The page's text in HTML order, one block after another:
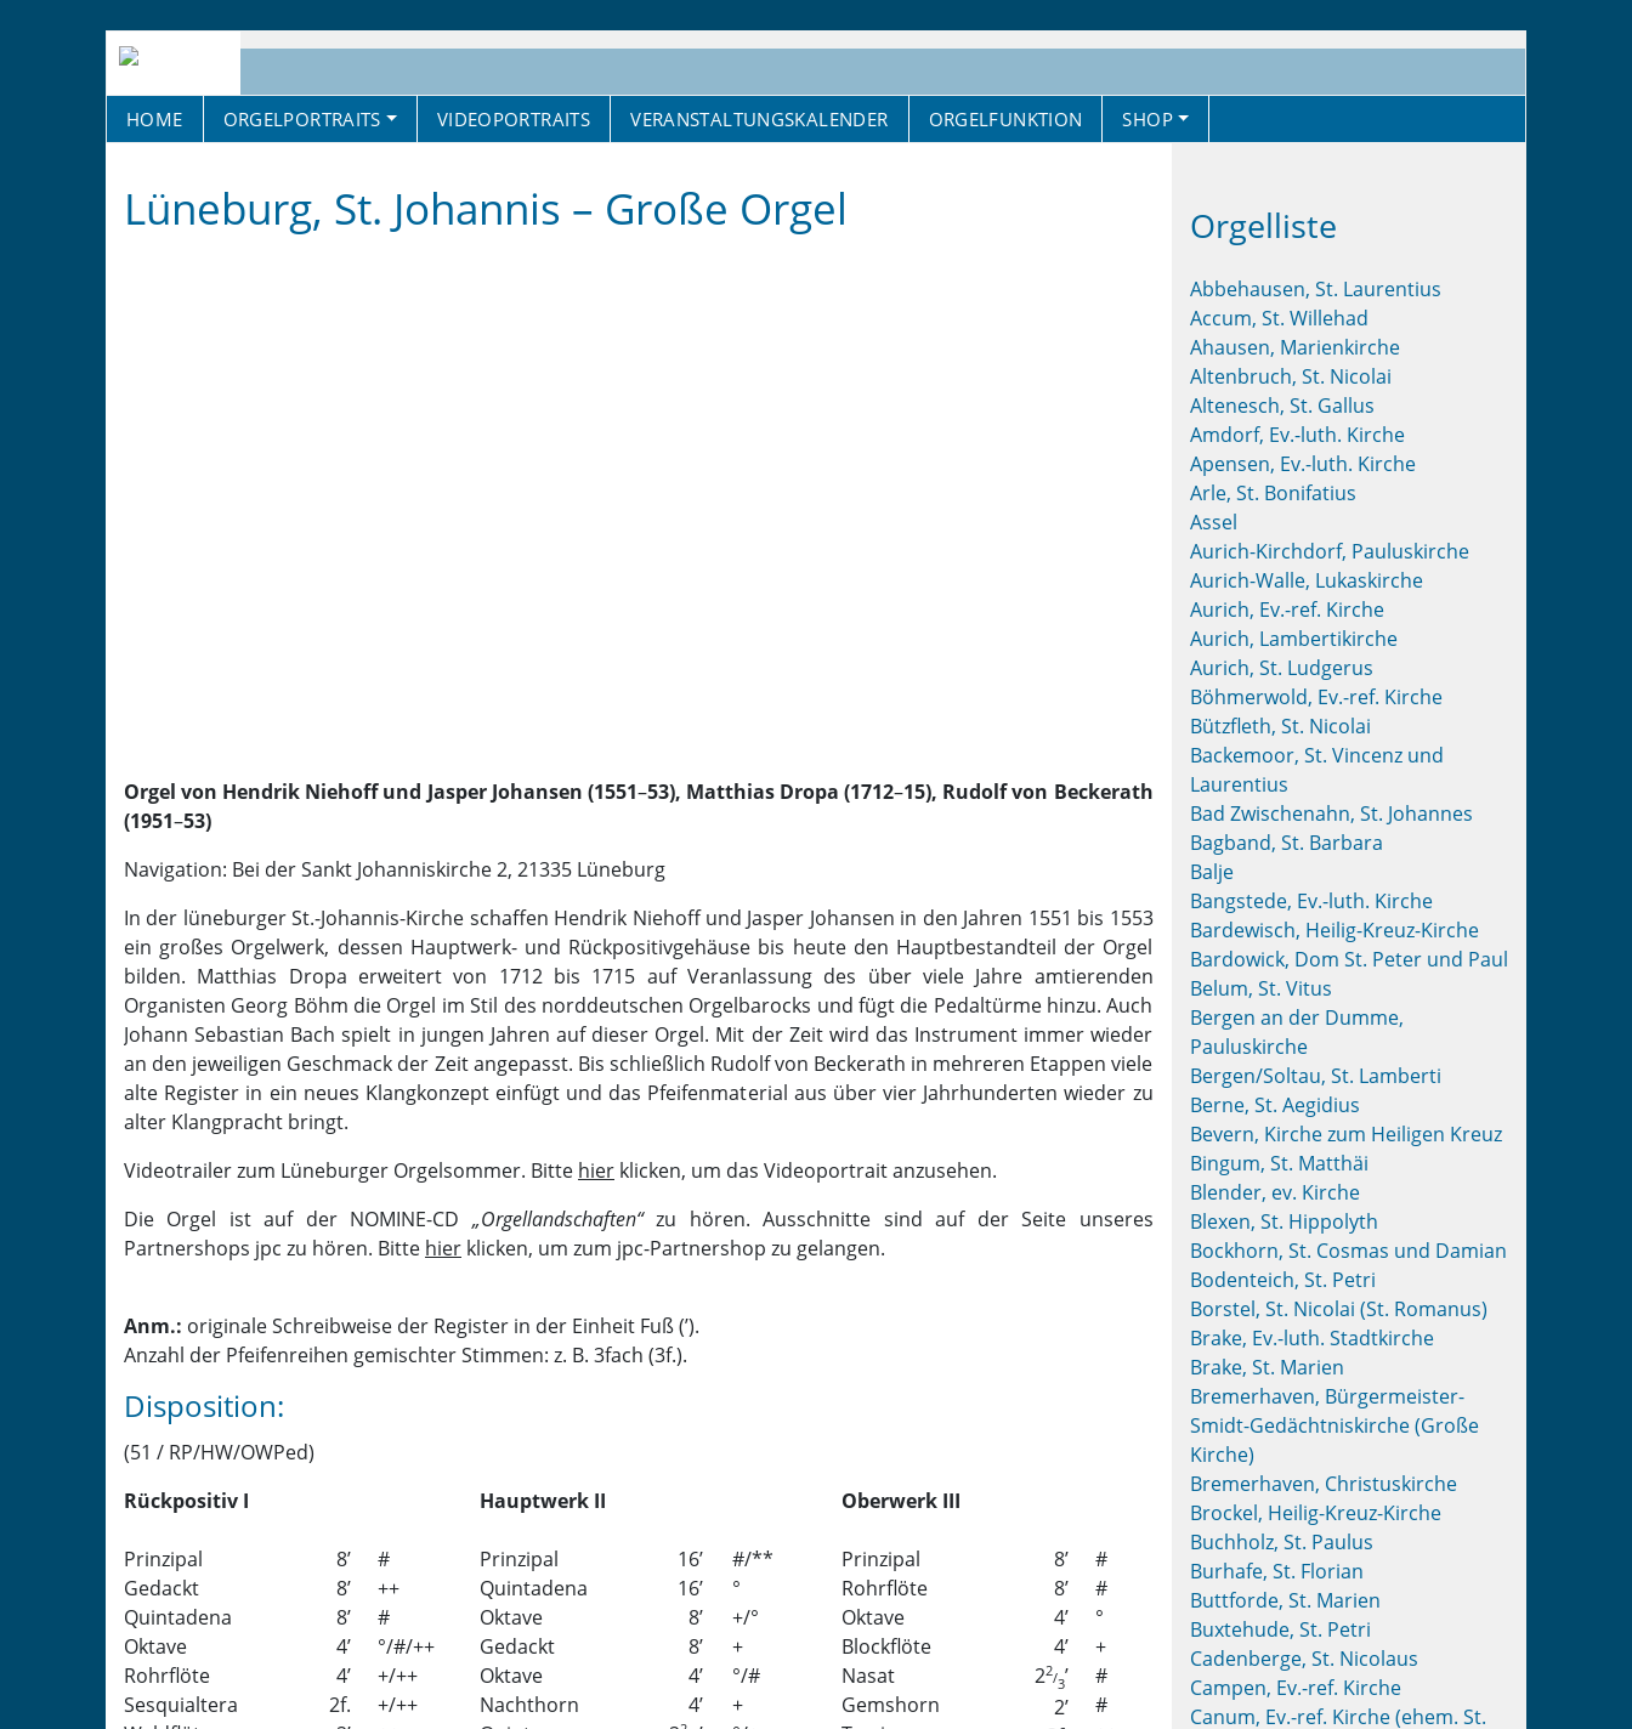
HOME ORGELPORTRAITS VIDEOPORTRAITS VERANSTALTUNGSKALENDER ORGELFUNKTION SHOP
Lüneburg, St. Johannis – Große Orgel
Orgel von Hendrik Niehoff und Jasper Johansen (1551–53), Matthias Dropa (1712–15), Rudolf von Beckerath
(1951–53)
Navigation: Bei der Sankt Johanniskirche 2, 21335 Lüneburg
In der lüneburger St.-Johannis-Kirche schaffen Hendrik Niehoff und Jasper Johansen in den Jahren 1551 bis 1553
ein großes Orgelwerk, dessen Hauptwerk- und Rückpositivgehäuse bis heute den Hauptbestandteil der Orgel
bilden. Matthias Dropa erweitert von 1712 bis 1715 auf Veranlassung des über viele Jahre amtierenden
Organisten Georg Böhm die Orgel im Stil des norddeutschen Orgelbarocks und fügt die Pedaltürme hinzu. Auch
Johann Sebastian Bach spielt in jungen Jahren auf dieser Orgel. Mit der Zeit wird das Instrument immer wieder
an den jeweiligen Geschmack der Zeit angepasst. Bis schließlich Rudolf von Beckerath in mehreren Etappen viele
alte Register in ein neues Klangkonzept einfügt und das Pfeifenmaterial aus über vier Jahrhunderten wieder zu
alter Klangpracht bringt.
Videotrailer zum Lüneburger Orgelsommer. Bitte hier klicken, um das Videoportrait anzusehen.
Die Orgel ist auf der NOMINE-CD „Orgellandschaften“zu hören. Ausschnitte sind auf der Seite unseres
Partnershops jpc zu hören. Bitte hier klicken, um zum jpc-Partnershop zu gelangen.
Anm.: originale Schreibweise der Register in der Einheit Fuß (’).
Anzahl der Pfeifenreihen gemischter Stimmen: z. B. 3fach (3f.).
Disposition:
(51 / RP/HW/OWPed)
Rückpositiv I
Hauptwerk II Oberwerk III
Prinzipal
Gedackt
Quintadena
Oktave
Rohrflöte
Sesquialtera
8’
8’
8’
4’
4’
2f.
#
++
#
°/#/++
+/++
+/++
Prinzipal
Quintadena
Oktave
Gedackt
Oktave
Nachthorn
16’
16’
8’
8’
4’
4’
#/**
°
+/°
+
°/#
+
Prinzipal
Rohrflöte
Oktave
Blockflöte
Nasat
Gemshorn
8’
8’
4’
4’
22/3’
2’
#
#
°
+
#
#
Orgelliste
Abbehausen, St. Laurentius
Accum, St. Willehad
Ahausen, Marienkirche
Altenbruch, St. Nicolai
Altenesch, St. Gallus
Amdorf, Ev.-luth. Kirche
Apensen, Ev.-luth. Kirche
Arle, St. Bonifatius
Assel
Aurich-Kirchdorf, Pauluskirche
Aurich-Walle, Lukaskirche
Aurich, Ev.-ref. Kirche
Aurich, Lambertikirche
Aurich, St. Ludgerus
Böhmerwold, Ev.-ref. Kirche
Bützfleth, St. Nicolai
Backemoor, St. Vincenz und
Laurentius
Bad Zwischenahn, St. Johannes
Bagband, St. Barbara
Balje
Bangstede, Ev.-luth. Kirche
Bardewisch, Heilig-Kreuz-Kirche
Bardowick, Dom St. Peter und Paul
Belum, St. Vitus
Bergen an der Dumme,
Pauluskirche
Bergen/Soltau, St. Lamberti
Berne, St. Aegidius
Bevern, Kirche zum Heiligen Kreuz
Bingum, St. Matthäi
Blender, ev. Kirche
Blexen, St. Hippolyth
Bockhorn, St. Cosmas und Damian
Bodenteich, St. Petri
Borstel, St. Nicolai (St. Romanus)
Brake, Ev.-luth. Stadtkirche
Brake, St. Marien
Bremerhaven, Bürgermeister-
Smidt-Gedächtniskirche (Große
Kirche)
Bremerhaven, Christuskirche
Brockel, Heilig-Kreuz-Kirche
Buchholz, St. Paulus
Burhafe, St. Florian
Buttforde, St. Marien
Buxtehude, St. Petri
Cadenberge, St. Nicolaus
Campen, Ev.-ref. Kirche
Canum, Ev.-ref. Kirche (ehem. St.